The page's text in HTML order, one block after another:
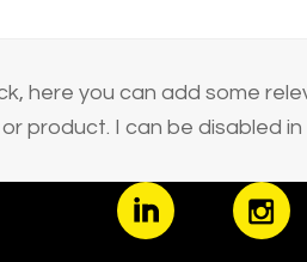
here you can add some
product. I can be disabled